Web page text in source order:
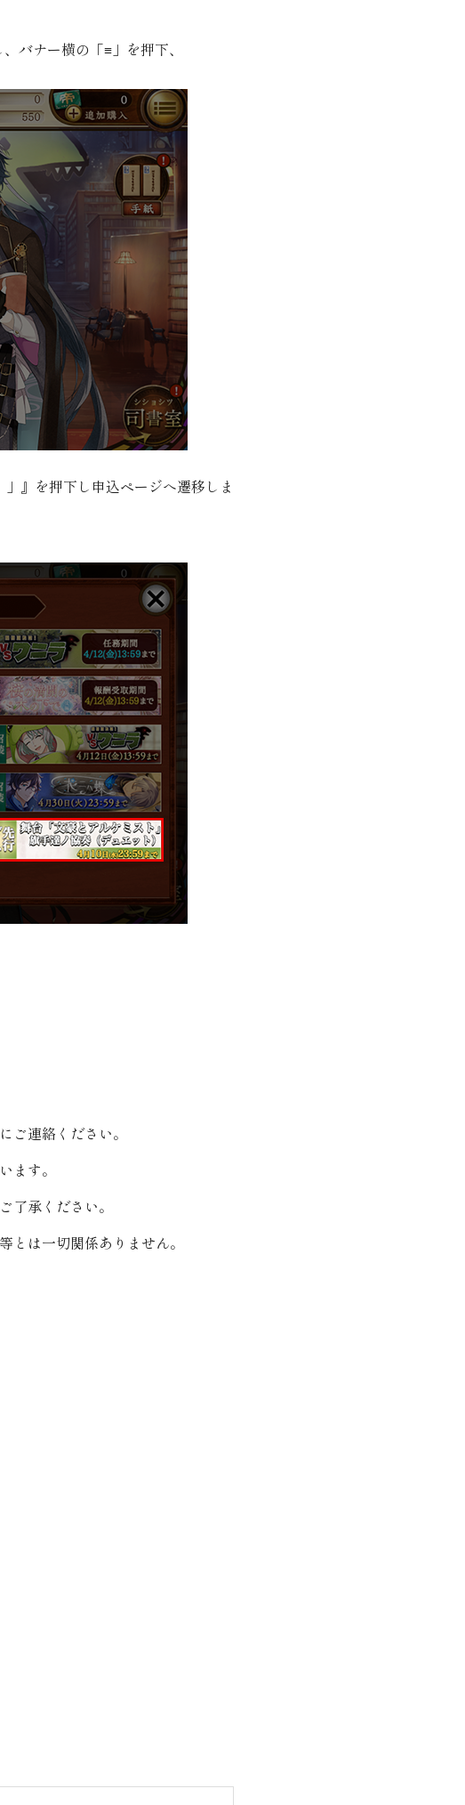
バナー横の「≡」を押下、
』を押下し申込ページへ遷移しま
連絡ください。
ます。
承ください。
は一切関係ありません。